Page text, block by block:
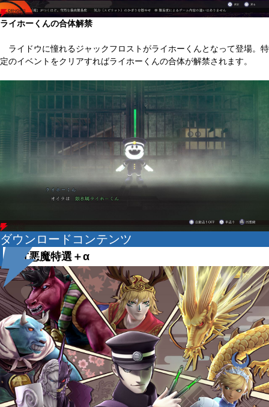
ライホーくんの合体解禁
ライドウに憧れるジャックフロストがライホーくんとなって登場。特
定のイベントをクリアすればライホーくんの合体が解禁されます。
ダウンロードコンテンツ
SMT悪魔特選＋α